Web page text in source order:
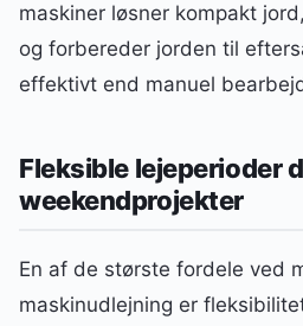
maskiner løsner kompakt
og forbereder jorden til
effektivt end manuel
Fleksible lejeperioder
weekendprojekter
En af de største fordele ved
maskinudlejning er